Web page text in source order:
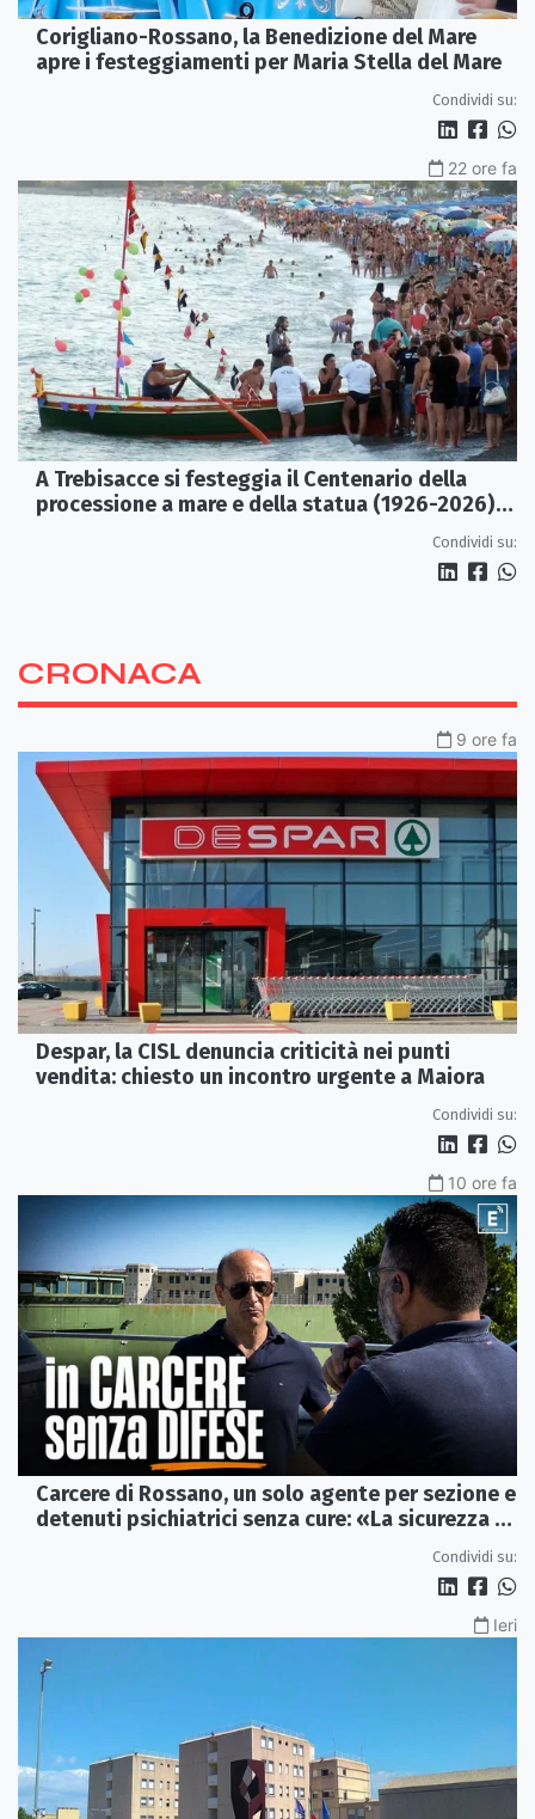
Corigliano-Rossano, la Benedizione del Mare
apre i festeggiamenti per Maria Stella del Mare
Condividi su:
22 ore fa
A Trebisacce si festeggia il Centenario della
processione a mare e della statua (1926-2026)
Condividi su:
CRONACA
9 ore fa
Despar, la CISL denuncia criticità nei punti
vendita: chiesto un incontro urgente a Maiora
Condividi su:
10 ore fa
Carcere di Rossano, un solo agente per sezione e
detenuti psichiatrici senza cure: «La sicurezza è
Condividi su:
Ieri